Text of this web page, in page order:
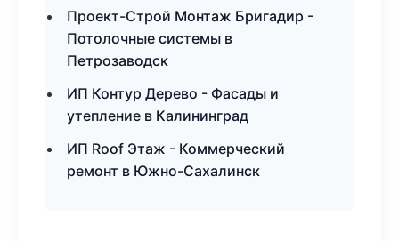
Проект-Строй Монтаж Бригадир -
Потолочные системы в
Петрозаводск
ИП Контур Дерево - Фасады и
утепление в Калининград
ИП Roof Этаж - Коммерческий
ремонт в Южно-Сахалинск